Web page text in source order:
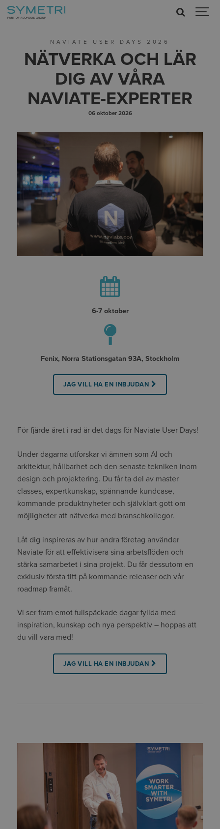
NAVIATE USER DAYS 2026
NÄTVERKA OCH LÄR
DIG AV VÅRA
NAVIATE-EXPERTER
06 oktober 2026
6-7 oktober
Fenix, Norra Stationsgatan 93A, Stockholm
JAG VILL HA EN INBJUDAN
För fjärde året i rad är det dags för Naviate User Days!
Under dagarna utforskar vi ämnen som AI och
arkitektur, hållbarhet och den senaste tekniken inom
design och projektering. Du får ta del av master
classes, expertkunskap, spännande kundcase,
kommande produktnyheter och självklart gott om
möjligheter att nätverka med branschkollegor.
Låt dig inspireras av hur andra företag använder
Naviate för att effektivisera sina arbetsflöden och
stärka samarbetet i sina projekt. Du får dessutom en
exklusiv första titt på kommande releaser och vår
roadmap framåt.
Vi ser fram emot fullspäckade dagar fyllda med
inspiration, kunskap och nya perspektiv – hoppas att
du vill vara med!
JAG VILL HA EN INBJUDAN